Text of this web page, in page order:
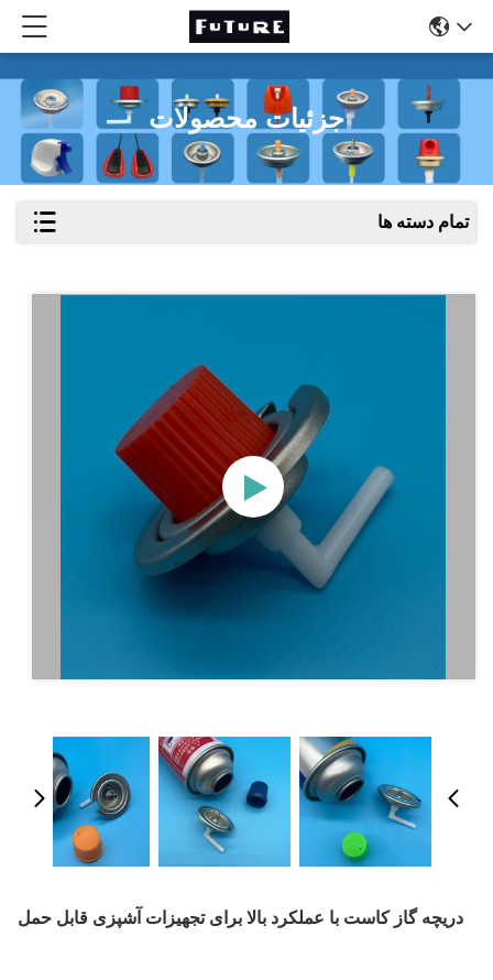
جزئیات محصولات
تمام دسته ها
دریچه گاز کاست با عملکرد بالا برای تجهیزات آشپزی قابل حمل